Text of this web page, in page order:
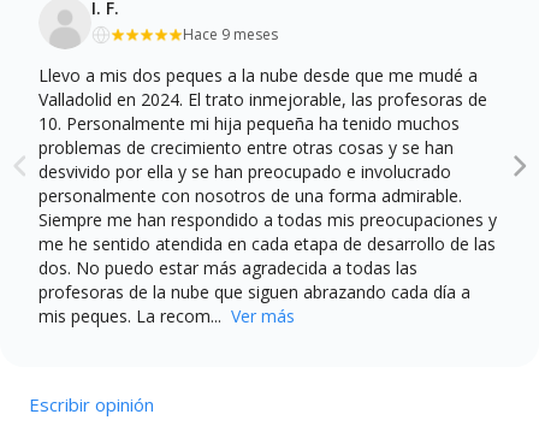
I. F.
Hace 9 meses
Llevo a mis dos peques a la nube desde que me mudé a
Valladolid en 2024. El trato inmejorable, las profesoras de
10. Personalmente mi hija pequeña ha tenido muchos
problemas de crecimiento entre otras cosas y se han
desvivido por ella y se han preocupado e involucrado
personalmente con nosotros de una forma admirable.
Siempre me han respondido a todas mis preocupaciones y
me he sentido atendida en cada etapa de desarrollo de las
dos. No puedo estar más agradecida a todas las
profesoras de la nube que siguen abrazando cada día a
mis peques. La recom... Ver más
Escribir opinión